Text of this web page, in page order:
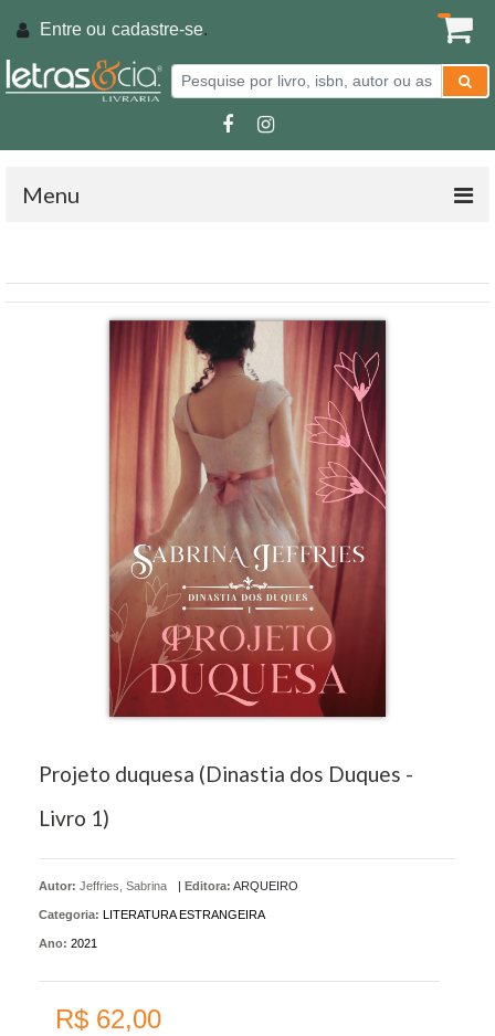
Entre ou cadastre-se.
Menu
Projeto duquesa (Dinastia dos Duques -
Livro 1)
Autor: Jeffries, Sabrina | Editora: ARQUEIRO
Categoria: LITERATURA ESTRANGEIRA
Ano: 2021
R$ 62,00